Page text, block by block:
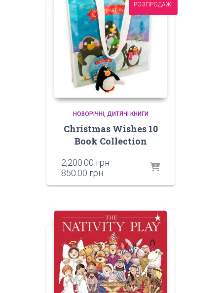
РОЗПРОДАЖ!
НОВОРІЧНІ ДИТЯЧІ КНИГИ
Christmas Wishes 10
Book Collection
2,200.00грнОригінальна
850.00 грн